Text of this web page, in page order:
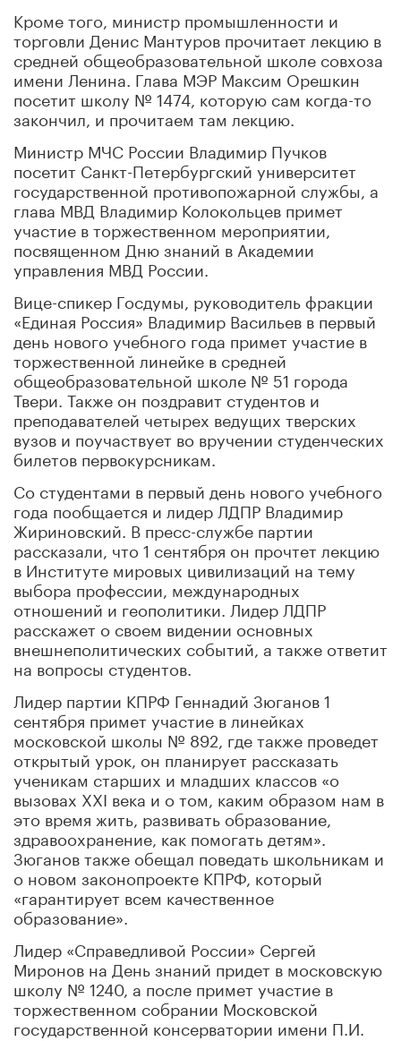
Кроме того, министр промышленности и
торговли Денис Мантуров прочитает лекцию в
средней общеобразовательной школе совхоза
имени Ленина. Глава МЭР Максим Орешкин
посетит школу № 1474, которую сам когда-то
закончил, и прочитаем там лекцию.
Министр МЧС России Владимир Пучков
посетит Санкт-Петербургский университет
государственной противопожарной службы, а
глава МВД Владимир Колокольцев примет
участие в торжественном мероприятии,
посвященном Дню знаний в Академии
управления МВД России.
Вице-спикер Госдумы, руководитель фракции
«Единая Россия» Владимир Васильев в первый
день нового учебного года примет участие в
торжественной линейке в средней
общеобразовательной школе № 51 города
Твери. Также он поздравит студентов и
преподавателей четырех ведущих тверских
вузов и поучаствует во вручении студенческих
билетов первокурсникам.
Со студентами в первый день нового учебного
года пообщается и лидер ЛДПР Владимир
Жириновский. В пресс-службе партии
рассказали, что 1 сентября он прочтет лекцию
в Институте мировых цивилизаций на тему
выбора профессии, международных
отношений и геополитики. Лидер ЛДПР
расскажет о своем видении основных
внешнеполитических событий, а также ответит
на вопросы студентов.
Лидер партии КПРФ Геннадий Зюганов 1
сентября примет участие в линейках
московской школы № 892, где также проведет
открытый урок, он планирует рассказать
ученикам старших и младших классов «о
вызовах XXI века и о том, каким образом нам в
это время жить, развивать образование,
здравоохранение, как помогать детям».
Зюганов также обещал поведать школьникам и
о новом законопроекте КПРФ, который
«гарантирует всем качественное
образование».
Лидер «Справедливой России» Сергей
Миронов на День знаний придет в московскую
школу № 1240, а после примет участие в
торжественном собрании Московской
государственной консерватории имени П.И.